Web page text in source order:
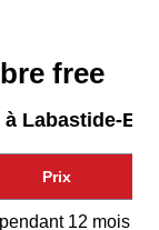
free
Labastide-En-
Prix
12 mois